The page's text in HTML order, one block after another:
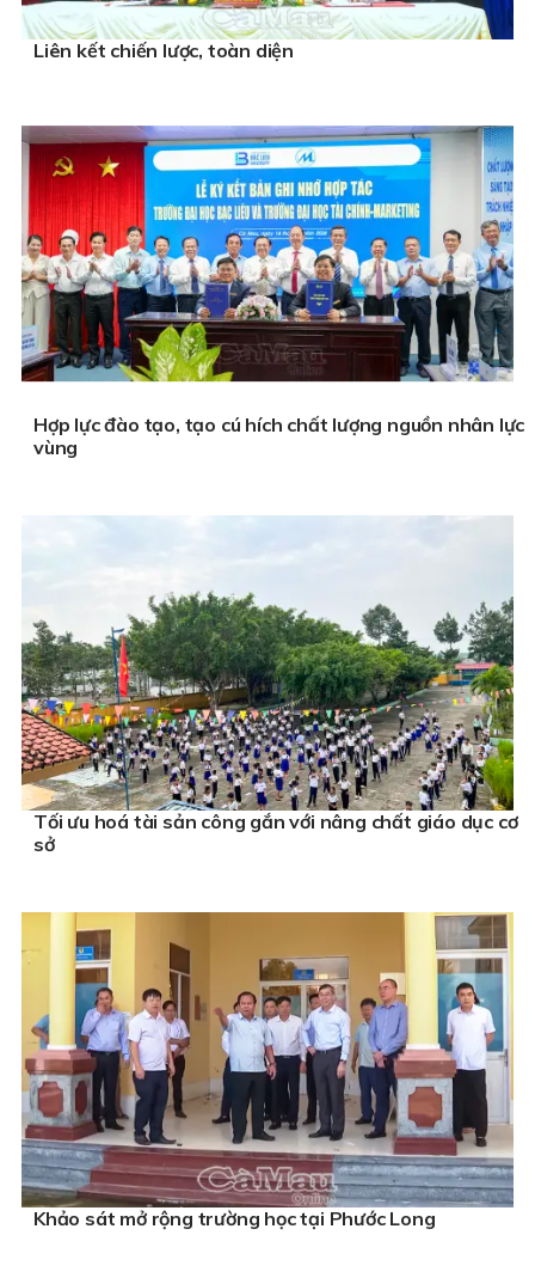
Liên kết chiến lược, toàn diện
Hợp lực đào tạo, tạo cú hích chất lượng nguồn nhân lực
vùng
Tối ưu hoá tài sản công gắn với nâng chất giáo dục cơ
sở
Khảo sát mở rộng trường học tại Phước Long